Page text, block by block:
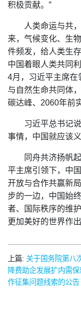
积极贡献。”
人类命运与共
来，气候变化、生
件频发，给人类生
中国着眼人类共同
4月，习近平主席在
与自然生命共同体
碳达峰、2060年前
习近平总书记
事情，中国就应该
同舟共济扬帆
平主席引领下，中
开放与合作共赢新
步的一边，中国始
者、国际秩序的维
更加美好的世界作
上篇: 关于国务院第八
降费助企发展扩内需
作征集问题线索的公告